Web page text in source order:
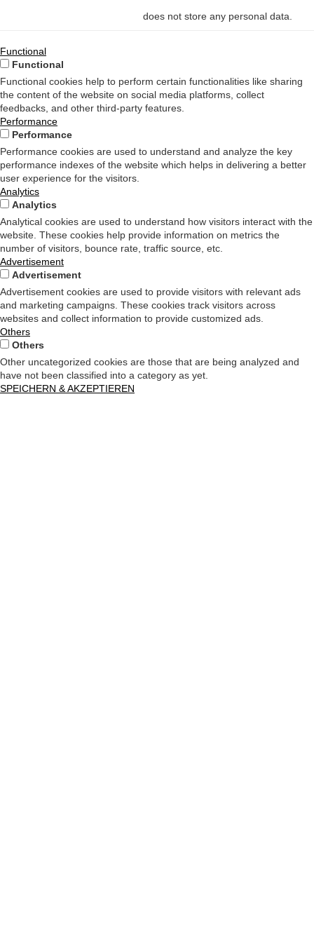
does not store any personal data.
Functional
Functional
Functional cookies help to perform certain functionalities like sharing
the content of the website on social media platforms, collect
feedbacks, and other third-party features.
Performance
Performance
Performance cookies are used to understand and analyze the key
performance indexes of the website which helps in delivering a better
user experience for the visitors.
Analytics
Analytics
Analytical cookies are used to understand how visitors interact with the
website. These cookies help provide information on metrics the
number of visitors, bounce rate, traffic source, etc.
Advertisement
Advertisement
Advertisement cookies are used to provide visitors with relevant ads
and marketing campaigns. These cookies track visitors across
websites and collect information to provide customized ads.
Others
Others
Other uncategorized cookies are those that are being analyzed and
have not been classified into a category as yet.
SPEICHERN & AKZEPTIEREN